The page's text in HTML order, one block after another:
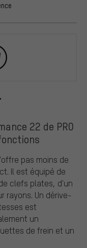
22 de PRO
pas moins de
Il est équipé de
clefs plates, d'un
rayons. Un dérive-
est
un
de frein et un